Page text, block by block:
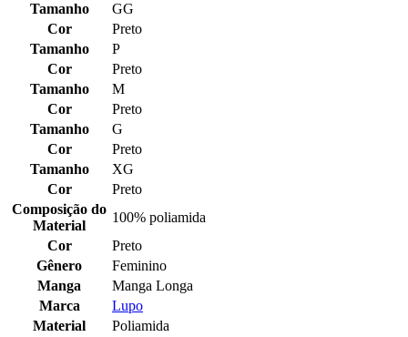
Tamanho
GG
Cor
Preto
Tamanho
P
Cor
Preto
Tamanho
M
Cor
Preto
Tamanho
G
Cor
Preto
Tamanho
XG
Cor
Preto
Composição do
Material
100% poliamida
Cor
Preto
Gênero
Feminino
Manga
Manga Longa
Marca
Lupo
Material
Poliamida